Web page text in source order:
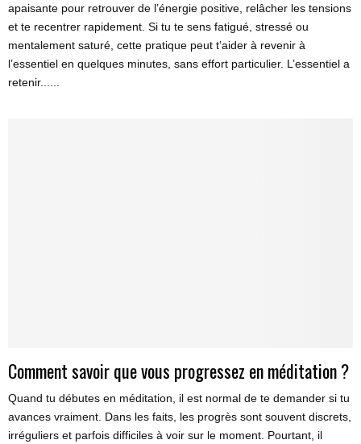
apaisante pour retrouver de l’énergie positive, relâcher les tensions
et te recentrer rapidement. Si tu te sens fatigué, stressé ou
mentalement saturé, cette pratique peut t’aider à revenir à
l’essentiel en quelques minutes, sans effort particulier. L’essentiel a
retenir......
Comment savoir que vous progressez en méditation ?
Quand tu débutes en méditation, il est normal de te demander si tu
avances vraiment. Dans les faits, les progrès sont souvent discrets,
irréguliers et parfois difficiles à voir sur le moment. Pourtant, il